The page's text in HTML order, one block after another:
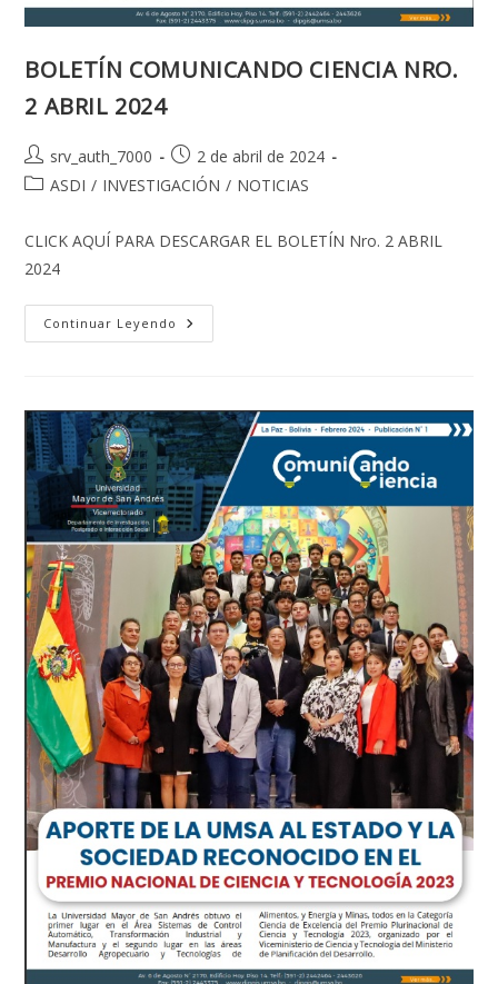
BOLETÍN COMUNICANDO CIENCIA NRO.
2 ABRIL 2024
Autor
de
srv_auth_7000
Publicación
de
2 de abril de 2024
Categoría
la
ASDI / INVESTIGACIÓN / NOTICIAS
CLICK AQUÍ PARA DESCARGAR EL BOLETÍN Nro. 2 ABRIL
2024
Continuar Leyendo BOLETÍN
COMUNICANDO
2024